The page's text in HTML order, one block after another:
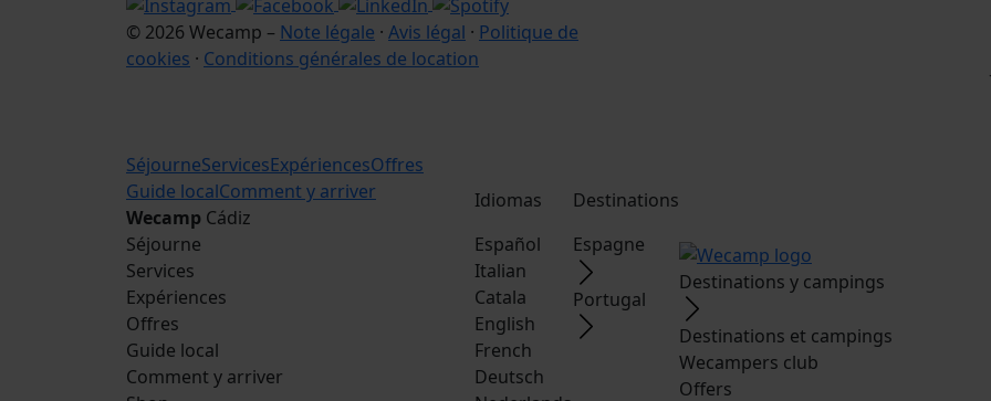
© 2026 Wecamp – Note légale · Avis légal · Politique de
cookies · Conditions générales de location
SéjourneServicesExpériencesOffres
Guide localComment y arriver
Wecamp Cádiz
Séjourne
Services
Expériences
Offres
Guide local
Comment y arriver
Idiomas
Español
Italian
Catala
English
French
Deutsch
Destinations
Espagne
Portugal
Destinations y campings
Destinations et campings
Wecampers club
Offers